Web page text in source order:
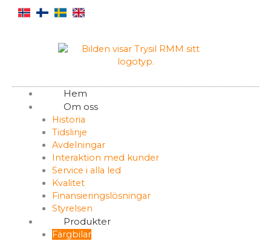
Hoppa
Hem
Om oss
Historia
Tidslinje
Avdelningar
Interaktion med kunder
Service i alla led
Kvalitet
Finansieringslösningar
Styrelsen
Produkter
Färgbilar